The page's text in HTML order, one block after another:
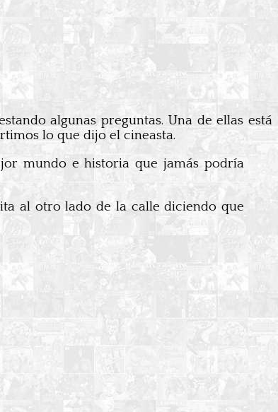
algunas preguntas. Una de ellas está
lo que dijo el cineasta.
mundo e historia que jamás podría
al otro lado de la calle diciendo que